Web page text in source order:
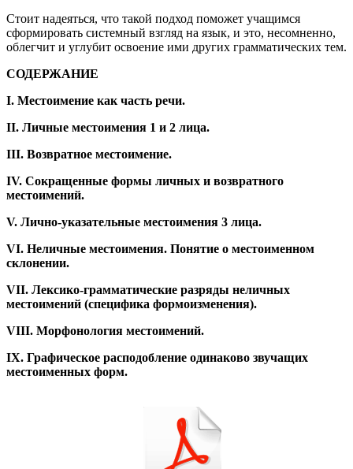
Стоит надеяться, что такой подход поможет учащимся
сформировать системный взгляд на язык, и это, несомненно,
облегчит и углубит освоение ими других грамматических тем.
СОДЕРЖАНИЕ
I. Местоимение как часть речи.
II. Личные местоимения 1 и 2 лица.
III. Возвратное местоимение.
IV. Сокращенные формы личных и возвратного
местоимений.
V. Лично-указательные местоимения 3 лица.
VI. Неличные местоимения. Понятие о местоименном
склонении.
VII. Лексико-грамматические разряды неличных
местоимений (специфика формоизменения).
VIII. Морфонология местоимений.
IX. Графическое расподобление одинаково звучащих
местоименных форм.